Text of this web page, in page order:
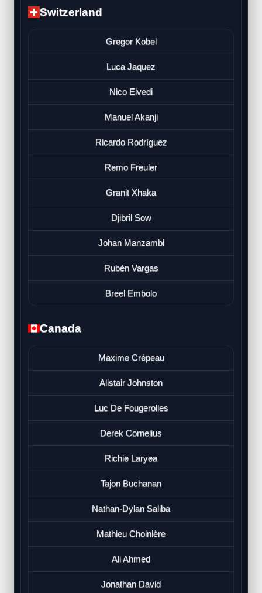
Switzerland
Gregor Kobel
Luca Jaquez
Nico Elvedi
Manuel Akanji
Ricardo Rodríguez
Remo Freuler
Granit Xhaka
Djibril Sow
Johan Manzambi
Rubén Vargas
Breel Embolo
Canada
Maxime Crépeau
Alistair Johnston
Luc De Fougerolles
Derek Cornelius
Richie Laryea
Tajon Buchanan
Nathan-Dylan Saliba
Mathieu Choinière
Ali Ahmed
Jonathan David